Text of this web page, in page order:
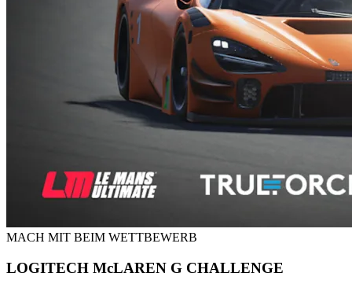
MACH MIT BEIM WETTBEWERB
LOGITECH McLAREN G CHALLENGE